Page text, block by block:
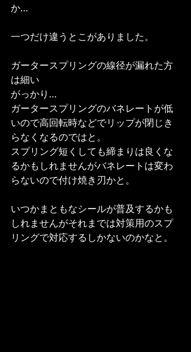
か…
一つだけ違うとこがありました。
ガータースプリングの線径が漏れた方
は細い
がっかり…
ガータースプリングのバネレートが低
いので高回転時などでリップが閉じき
らなくなるのではと。
スプリング短くしても締まりは良くな
るかもしれませんがバネレートは変わ
らないので付け焼き刃かと。
いつかまともなシールが普及するかも
しれませんがそれまでは対策用のスプ
リングで対応するしかないのかなと。